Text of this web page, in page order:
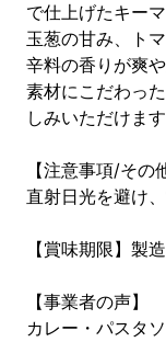
で仕上げたキーマ
玉葱の甘み、ト
辛料の香りが爽
素材にこだわっ
しみいただけます
【注意事項/その
直射日光を避け
【賞味期限】製
【事業者の声】
カレー・パスタ